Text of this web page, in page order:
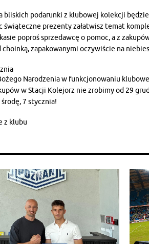
bliskich podarunki z klubowej kolekcji
świąteczne prezenty załatwisz temat
poproś sprzedawcę o pomoc, a z
choinką, zapakowanymi oczywiście na
Narodzenia w funkcjonowaniu
w Stacji Kolejorz nie zrobimy od 29
7 stycznia!
z klubu